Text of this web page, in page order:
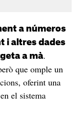
a números
i altres dades
a mà.
que omple un
oferint una
el sistema